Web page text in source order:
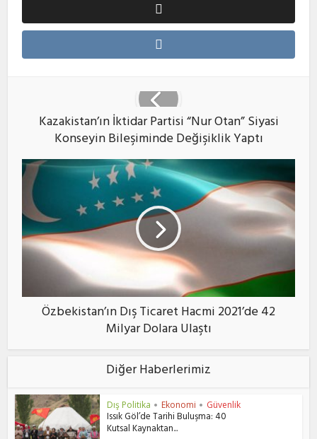
Kazakistan’ın İktidar Partisi “Nur Otan” Siyasi
Konseyin Bileşiminde Değişiklik Yaptı
Özbekistan’ın Dış Ticaret Hacmi 2021’de 42
Milyar Dolara Ulaştı
Diğer Haberlerimiz
Dış Politika • Ekonomi • Güvenlik
Issık Göl’de Tarihi Buluşma: 40
Kutsal Kaynaktan...